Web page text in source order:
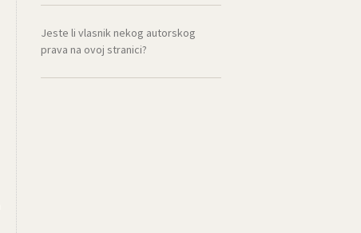
Jeste li vlasnik nekog autorskog
prava na ovoj stranici?